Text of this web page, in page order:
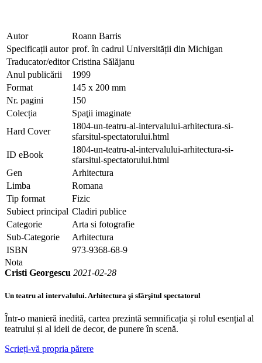
Autor
Roann Barris
Specificații autor prof. în cadrul Universității din Michigan
Traducator/editor Cristina Sălăjanu
Anul publicării
1999
Format
145 x 200 mm
Nr. pagini
150
Colecția
Spaţii imaginate
Hard Cover
1804-un-teatru-al-intervalului-arhitectura-si-
sfarsitul-spectatorului.html
ID eBook
1804-un-teatru-al-intervalului-arhitectura-si-
sfarsitul-spectatorului.html
Gen
Arhitectura
Limba
Romana
Tip format
Fizic
Subiect principal Cladiri publice
Categorie
Arta si fotografie
Sub-Categorie
Arhitectura
ISBN
973-9368-68-9
Nota
Cristi Georgescu 2021-02-28
Un teatru al intervalului. Arhitectura şi sfârşitul spectatorul
Într-o manieră inedită, cartea prezintă semnificația și rolul esențial al
teatrului și al ideii de decor, de punere în scenă.
Scrieți-vă propria părere